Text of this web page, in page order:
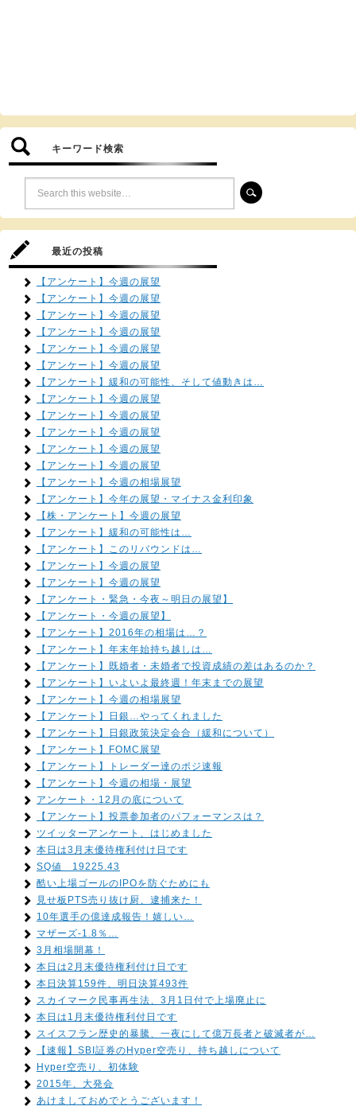
キーワード検索
最近の投稿
【アンケート】今週の展望
【アンケート】今週の展望
【アンケート】今週の展望
【アンケート】今週の展望
【アンケート】今週の展望
【アンケート】今週の展望
【アンケート】緩和の可能性、そして値動きは…
【アンケート】今週の展望
【アンケート】今週の展望
【アンケート】今週の展望
【アンケート】今週の展望
【アンケート】今週の展望
【アンケート】今週の相場展望
【アンケート】今年の展望・マイナス金利印象
【株・アンケート】今週の展望
【アンケート】緩和の可能性は…
【アンケート】このリバウンドは…
【アンケート】今週の展望
【アンケート】今週の展望
【アンケート・緊急・今夜～明日の展望】
【アンケート・今週の展望】
【アンケート】2016年の相場は…？
【アンケート】年末年始持ち越しは…
【アンケート】既婚者・未婚者で投資成績の差はあるのか？
【アンケート】いよいよ最終週！年末までの展望
【アンケート】今週の相場展望
【アンケート】日銀…やってくれました
【アンケート】日銀政策決定会合（緩和について）
【アンケート】FOMC展望
【アンケート】トレーダー達のポジ速報
【アンケート】今週の相場・展望
アンケート・12月の底について
【アンケート】投票参加者のパフォーマンスは？
ツイッターアンケート、はじめました
本日は3月末優待権利付け日です
SQ値 19225.43
酷い上場ゴールのIPOを防ぐためにも
見せ板PTS売り抜け厨、逮捕来た！
10年選手の億達成報告！嬉しい…
マザーズ-1.8％…
3月相場開幕！
本日は2月末優待権利付け日です
本日決算159件、明日決算493件
スカイマーク民事再生法、3月1日付で上場廃止に
本日は1月末優待権利付日です
スイスフラン歴史的暴騰、一夜にして億万長者と破滅者が…
【速報】SBI証券のHyper空売り、持ち越しについて
Hyper空売り、初体験
2015年、大発会
あけましておめでとうございます！